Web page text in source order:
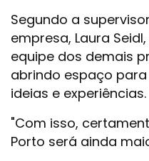
Segundo a
empresa, Laura
equipe dos demais
abrindo espaço
ideias e experiências.
"Com isso,
Porto será ainda